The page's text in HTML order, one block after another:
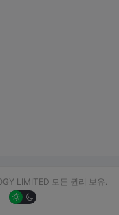
LIMITED 모든 권리 보유.